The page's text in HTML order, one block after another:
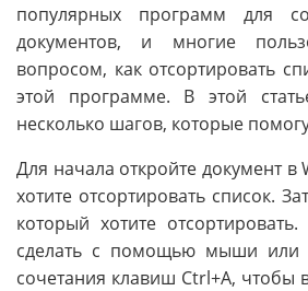
популярных программ для
документов, и многие
вопросом, как отсортировать
этой программе. В этой
несколько шагов, которые
Для начала откройте документ
хотите отсортировать список.
который хотите
сделать с помощью мыши или
сочетания клавиш Ctrl+A, чтобы